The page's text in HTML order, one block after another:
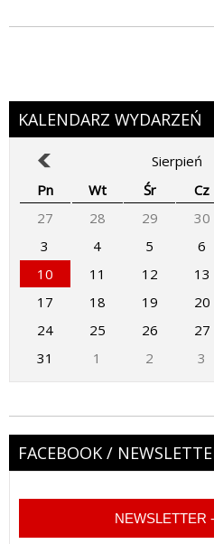
KALENDARZ WYDARZEŃ
Sierpień
Pn
Wt Śr Cz
27
28 29 30
3
4 5 6
10
11 12 13
17
18 19 20
24
25 26 27
31
1 2 3
FACEBOOK /
NEWSLETTER